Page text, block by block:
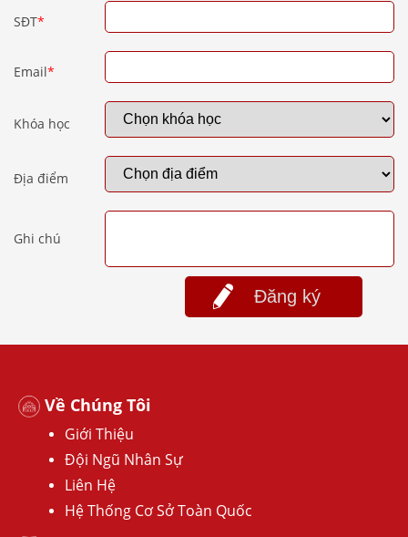
SĐT*
Email*
Khóa học
Địa điểm
Ghi chú
Đăng ký
Về Chúng Tôi
Giới Thiệu
Đội Ngũ Nhân Sự
Liên Hệ
Hệ Thống Cơ Sở Toàn Quốc